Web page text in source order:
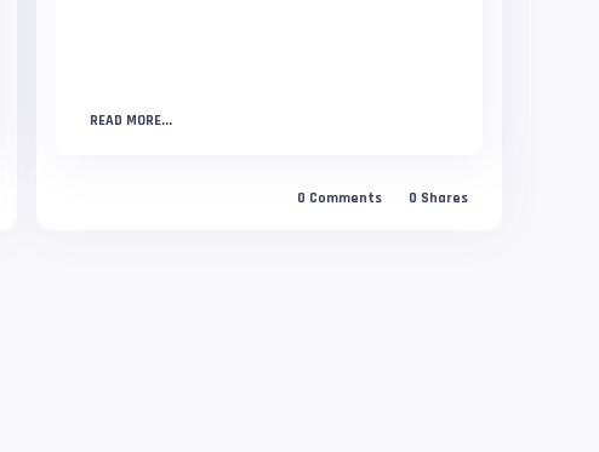
READ MORE...
0 Comments 0 Shares